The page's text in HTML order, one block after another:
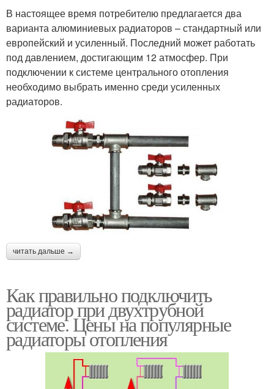
В настоящее время потребителю предлагается два
варианта алюминиевых радиаторов – стандартный или
европейский и усиленный. Последний может работать
под давлением, достигающим 12 атмосфер. При
подключении к системе центрального отопления
необходимо выбрать именно среди усиленных
радиаторов.
читать дальше →
Как правильно подключить
радиатор при двухтрубной
системе. Цены на популярные
радиаторы отопления